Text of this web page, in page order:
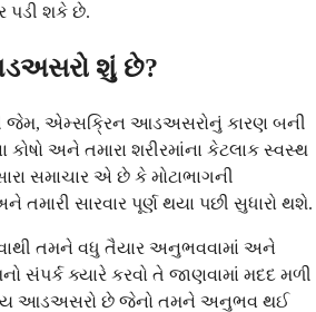
પડી શકે છે.
શું છે?
જેમ, એમ્સક્રિન આડઅસરોનું કારણ બની
અને તમારા શરીરમાંના કેટલાક સ્વસ્થ
સમાચાર એ છે કે મોટાભાગની
સારવાર પૂર્ણ થયા પછી સુધારો થશે.
તમને વધુ તૈયાર અનુભવવામાં અને
સંપર્ક ક્યારે કરવો તે જાણવામાં મદદ મળી
આડઅસરો છે જેનો તમને અનુભવ થઈ